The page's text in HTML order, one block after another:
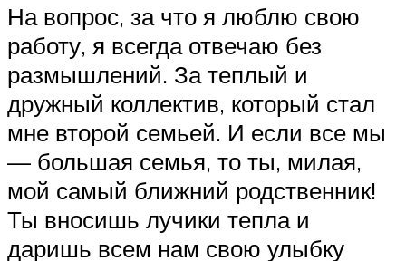
На вопрос, за что я люблю свою
работу, я всегда отвечаю без
размышлений. За теплый и
дружный коллектив, который стал
мне второй семьей. И если все мы
— большая семья, то ты, милая,
мой самый ближний родственник!
Ты вносишь лучики тепла и
даришь всем нам свою улыбку